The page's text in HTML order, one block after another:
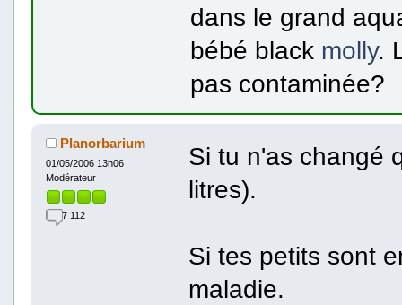
dans le grand
bébé black molly.
pas contaminée?
Planorbarium
01/05/2006 13h06
Modérateur
7 112
Si tu n'as changé
litres).
Si tes petits sont
maladie.